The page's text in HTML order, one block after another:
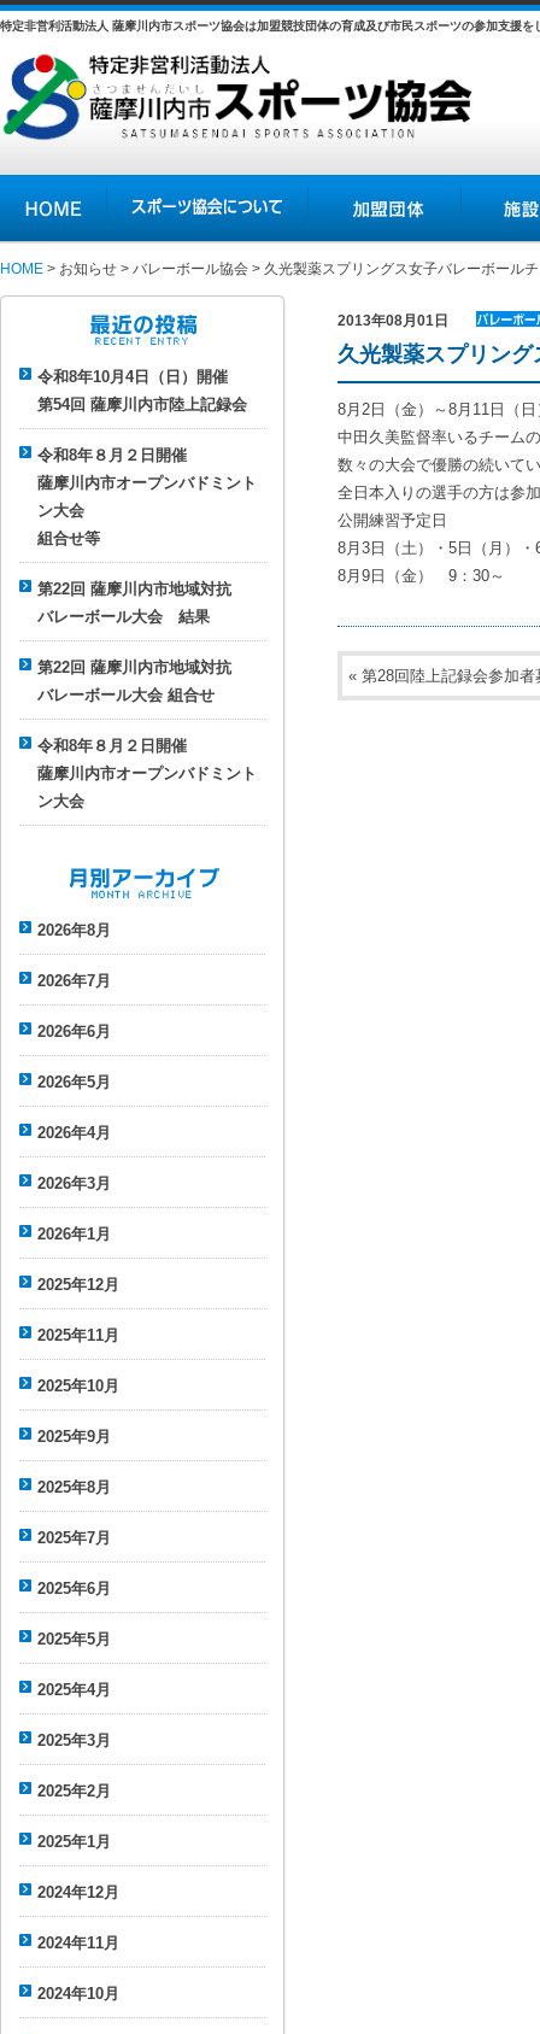
特定非営利活動法人 薩摩川内市スポーツ協会は加盟競技団体の育成及び市民スポーツの参加支援を
スポーツ協会について 加盟団体 施設の紹介
HOME > お知らせ > バレーボール協会 > 久光製薬スプリングス女子バレーボール
令和8年10月4日（日）開催
第54回 薩摩川内市陸上記録会
令和8年８月２日開催
薩摩川内市オープンバドミント
ン大会
組合せ等
第22回 薩摩川内市地域対抗
バレーボール大会 結果
第22回 薩摩川内市地域対抗
バレーボール大会 組合せ
令和8年８月２日開催
薩摩川内市オープンバドミント
ン大会
2026年8月
2026年7月
2026年6月
2026年5月
2026年4月
2026年3月
2026年1月
2025年12月
2025年11月
2025年10月
2025年9月
2025年8月
2025年7月
2025年6月
2025年5月
2025年4月
2025年3月
2025年2月
2025年1月
2024年12月
2024年11月
2024年10月
2013年08月01日
バレーボ
ール協会
久光製薬スプリン
8月2日（金）～8月11日（
中田久美監督率いるチーム
数々の大会で優勝の続いて
全日本入りの選手の方は参
公開練習予定日
8月3日（土）・5日（月）
8月9日（金） 9：30～
« 第28回陸上記録会参加者